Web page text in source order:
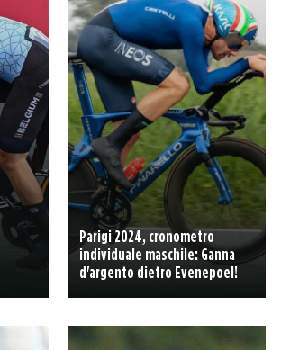
Parigi 2024, cronometro
individuale maschile: Ganna
d'argento dietro Evenepoel!